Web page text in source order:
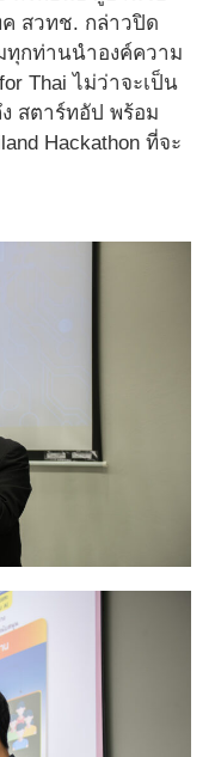
สวทช. กล่าวปิด
ทุกท่านนำองค์ความ
Thai ไม่ว่าจะเป็น
สตาร์ทอัป พร้อม
Hackathon ที่จะ